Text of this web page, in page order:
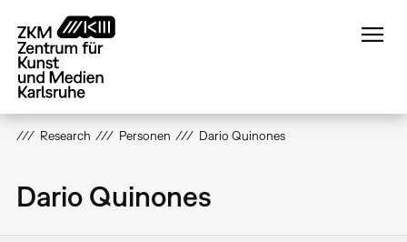
zum
Inhalt
Research Personen Dario Quinones
Dario Quinones